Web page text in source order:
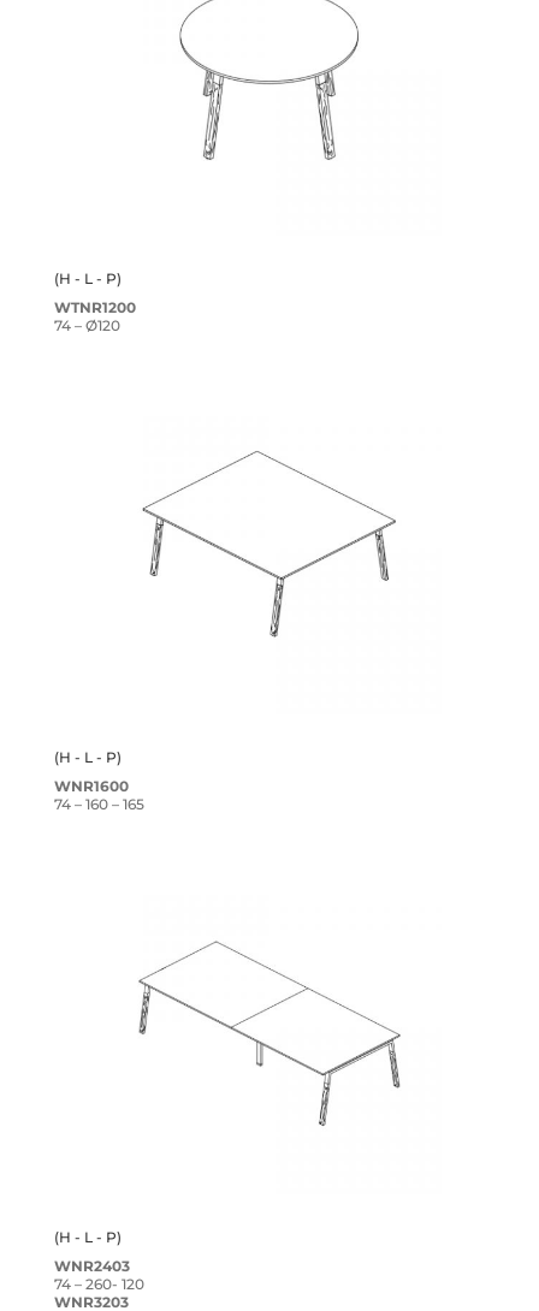
(H - L - P)
WTNR1200
74 – Ø120
(H - L - P)
WNR1600
74 – 160 – 165
(H - L - P)
WNR2403
74 – 260- 120
WNR3203